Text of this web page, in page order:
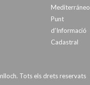
Mediterráneo
Punt
d’Informació
Cadastral
Tots els drets reservats